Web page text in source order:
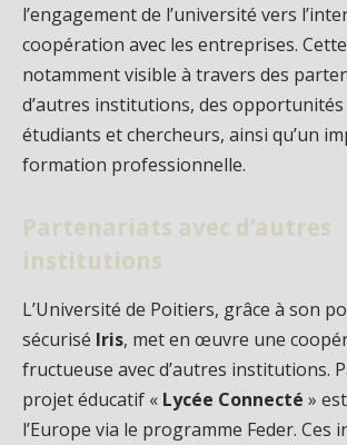
l’engagement de l’université vers
coopération avec les entreprises.
notamment visible à travers des
d’autres institutions, des
étudiants et chercheurs, ainsi qu’un
formation professionnelle.
Partenariats avec d’autres
institutions
L’Université de Poitiers, grâce à son
sécurisé Iris, met en œuvre une
fructueuse avec d’autres institutions.
projet éducatif « Lycée Connecté »
l’Europe via le programme Feder. Ces